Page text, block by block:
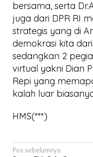
bersama, serta
juga dari DPR RI
strategis yang di
demokrasi kita
sedangkan 2
virtual yakni Dian
Repi yang
kalah luar
HMS(***)
Navigasi
Pos sebelumnya